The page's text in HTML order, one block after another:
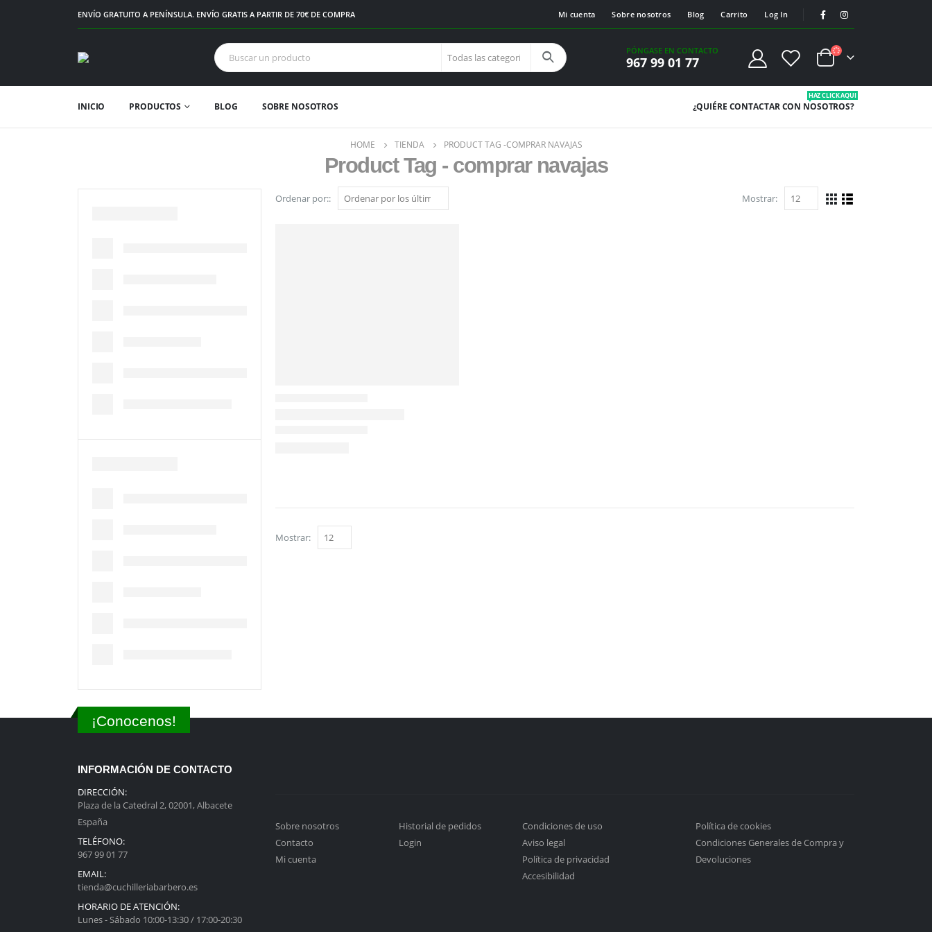
ENVÍO GRATUITO A PENÍNSULA. ENVÍO GRATIS A PARTIR DE 70€ DE COMPRA Mi cuenta Sobre nosotros Blog Carrito Log In
PÓNGASE EN CONTACTO
967 99 01 77
INICIO PRODUCTOS BLOG SOBRE NOSOTROS ¿QUIÉRE CONTACTAR CON NOSOTROS?
HAZ CLICK AQUI
HOME TIENDA PRODUCT TAG -COMPRAR NAVAJAS
Product Tag - comprar navajas
Ordenar por:: Mostrar:
Mostrar:
¡Conocenos!
INFORMACIÓN DE CONTACTO
DIRECCIÓN:
Plaza de la Catedral 2, 02001, Albacete
España
TELÉFONO:
967 99 01 77
EMAIL:
tienda@cuchilleriabarbero.es
HORARIO DE ATENCIÓN:
Lunes - Sábado 10:00-13:30 / 17:00-20:30
Sobre nosotros
Contacto
Mi cuenta
Historial de pedidos
Login
Condiciones de uso
Aviso legal
Política de privacidad
Accesibilidad
Política de cookies
Condiciones Generales de Compra y
Devoluciones